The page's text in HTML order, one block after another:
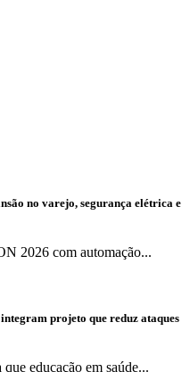
no varejo, segurança elétrica e
2026 com automação...
projeto que reduz ataques
educação em saúde...